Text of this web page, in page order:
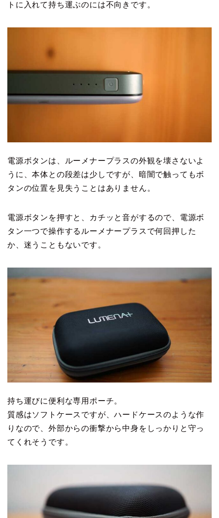
トに入れて持ち運ぶのには不向きです。
電源ボタンは、ルーメナープラスの外観を壊さないよ
うに、本体との段差は少しですが、暗闇で触ってもボ
タンの位置を見失うことはありません。
電源ボタンを押すと、カチッと音がするので、電源ボ
タン一つで操作するルーメナープラスで何回押した
か、迷うこともないです。
持ち運びに便利な専用ポーチ。
質感はソフトケースですが、ハードケースのような作
りなので、外部からの衝撃から中身をしっかりと守っ
てくれそうです。